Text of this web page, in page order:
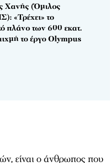
Χανής (Όμιλος
«Τρέχει» το
πλάνο των 600 εκατ.
το έργο Olympus
είναι ο άνθρωπος που